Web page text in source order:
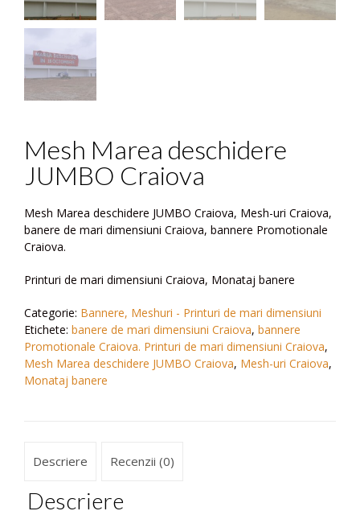
Mesh Marea deschidere
JUMBO Craiova
Mesh Marea deschidere JUMBO Craiova, Mesh-uri Craiova,
banere de mari dimensiuni Craiova, bannere Promotionale
Craiova.
Printuri de mari dimensiuni Craiova, Monataj banere
Categorie: Bannere, Meshuri - Printuri de mari dimensiuni
Etichete: banere de mari dimensiuni Craiova, bannere
Promotionale Craiova. Printuri de mari dimensiuni Craiova,
Mesh Marea deschidere JUMBO Craiova, Mesh-uri Craiova,
Monataj banere
Descriere Recenzii (0)
Descriere